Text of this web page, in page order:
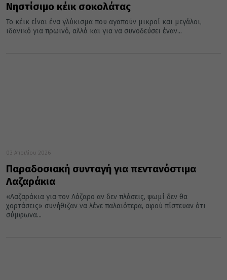
Νηστίσιμο κέικ σοκολάτας
Το κέικ είναι ένα γλύκισμα που αγαπούν μικροί και μεγάλοι,
ιδανικό για πρωινό, αλλά και για να συνοδεύσει έναν...
03 Απριλίου 2026
Παραδοσιακή συνταγή για πεντανόστιμα
Λαζαράκια
«Λαζαράκια για τον Λάζαρο αν δεν πλάσεις, ψωμί δεν θα
χορτάσεις» συνήθιζαν να λένε παλαιότερα, αφού πίστευαν ότι
σύμφωνα...